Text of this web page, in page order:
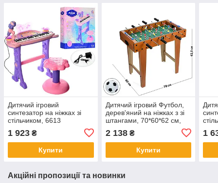
Дитячий ігровий
синтезатор на ніжках зі
стільчиком, 6613
1 923 ₴
Купити
Дитячий ігровий Футбол,
дерев'яний на ніжках з зі
штангами, 70*60*62 см,
2 138₴
Купити
1
Акційні пропозиції та новинки